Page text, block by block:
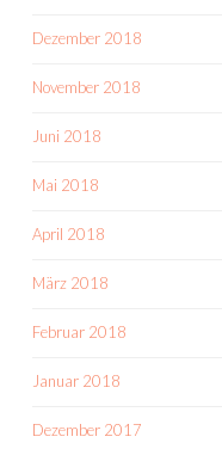
Dezember 2018
November 2018
Juni 2018
Mai 2018
April 2018
März 2018
Februar 2018
Januar 2018
Dezember 2017